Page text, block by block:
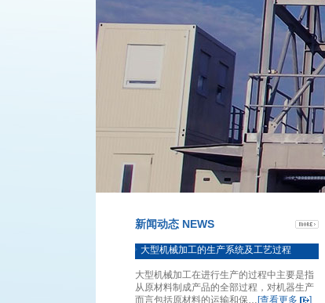
新闻动态 NEWS
大型机械加工的生产系统及工艺过程
大型机械加工在进行生产的过程中主要是指
从原材料制成产品的全部过程，对机器生产
而言包括原材料的运输和保… [查看更多
]